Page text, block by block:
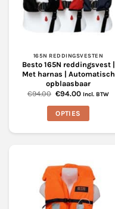
165N REDDINGSVESTEN
Besto 165N reddingsvest |
Met harnas | Automatisch
opblaasbaar
€94.00 Oorspronkelijke
was:
€94.00.
€94.00Huidige
is:
Incl. BTW
OPTIES
meerdere
variaties.
Deze
optie